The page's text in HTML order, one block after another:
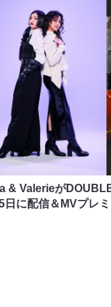
& Valerieが
日に配信＆MVプレ